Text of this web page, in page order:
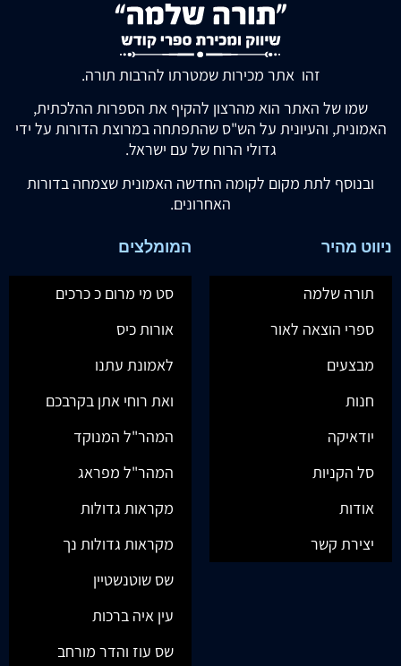
זהו אתר מכירות שמטרתו להרבות תורה.
שמו של האתר הוא מהרצון להקיף את הספרות ההלכתית,
האמונית, והעיונית על הש"ס שהתפתחה במרוצת הדורות על ידי
גדולי הרוח של עם ישראל.
ובנוסף לתת מקום לקומה החדשה האמונית שצמחה בדורות
האחרונים.
ניווט מהיר
תורה שלמה
ספרי הוצאה לאור
מבצעים
חנות
יודאיקה
סל הקניות
אודות
יצירת קשר
המומלצים
סט מי מרום כ כרכים
אורות כיס
לאמונת עתנו
ואת רוחי אתן בקרבכם
המהר"ל המנוקד
המהר"ל מפראג
מקראות גדולות
מקראות גדולות נך
שס שוטנשטיין
עין איה ברכות
שס עוז והדר מורחב